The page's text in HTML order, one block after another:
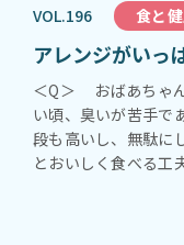
VOL.196 食と
アレンジがいっ
＜Q＞ おばあちゃ
い頃、臭いが苦手で
段も高いし、無駄に
とおいしく食べる工